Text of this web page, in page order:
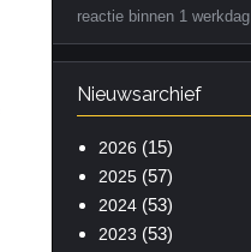
reactie binnen 1 werkdag
Nieuwsarchief
2026 (15)
2025(57)
2024(53)
2023 (53)